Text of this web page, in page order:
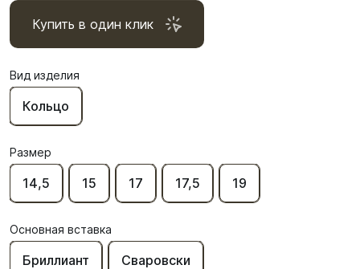
Купить в один клик
Вид изделия
Кольцо
Размер
14,5 15 17 17,5 19
Основная вставка
Бриллиант Сваровски